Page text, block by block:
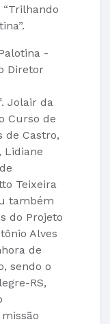
-
Diretor
Jolair da
Curso de
de Castro,
Lidiane
Teixeira
também
do Projeto
Alves
de
sendo o
RS,